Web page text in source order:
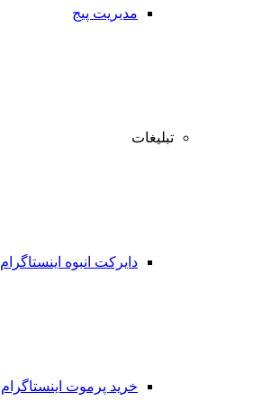
مدیریت پیج
تبلیغات
دایرکت انبوه اینستاگرام
خرید پرموت اینستاگرام